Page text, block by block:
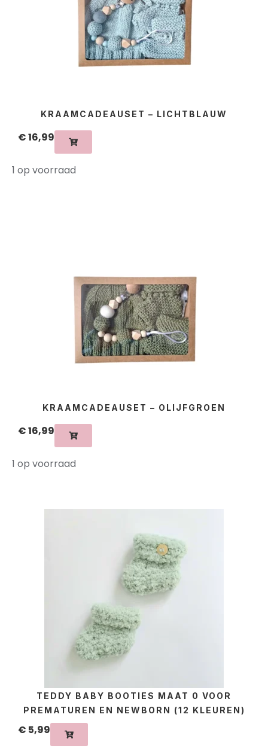
KRAAMCADEAUSET – LICHTBLAUW
€16,99
1 op voorraad
KRAAMCADEAUSET – OLIJFGROEN
€16,99
1 op voorraad
TEDDY BABY BOOTIES MAAT 0 VOOR
PREMATUREN EN NEWBORN (12 KLEUREN)
€ 5,99